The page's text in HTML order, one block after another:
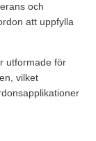
och
att uppfylla
utformade för
vilket